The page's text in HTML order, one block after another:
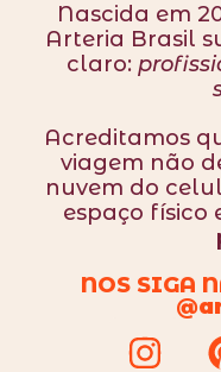
Nascida em
Arteria Brasil
claro:
Acreditamos
viagem não
nuvem do
espaço físico
NOS SIGA
@